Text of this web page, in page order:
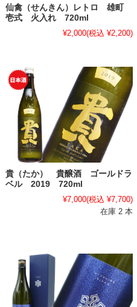
仙禽（せんきん）レトロ 雄町
壱式 火入れ 720ml
¥2,000(税込 ¥2,200)
貴（たか） 貴醸酒 ゴールドラ
ベル 2019 720ml
¥7,000(税込 ¥7,700)
在庫 2 本